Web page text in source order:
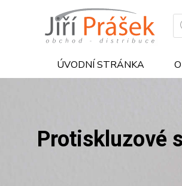
ÚVODNÍ STRÁNKA
Protiskluzové